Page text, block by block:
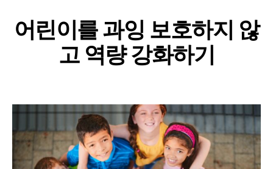
어린이를 과잉 보호하지 않
고 역량 강화하기